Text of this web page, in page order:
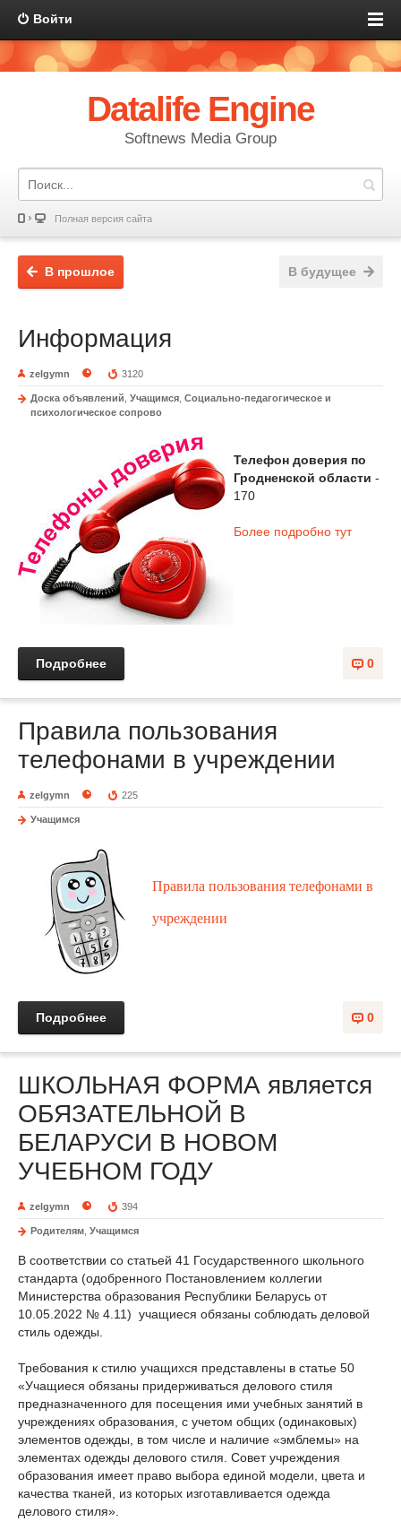
Войти
Datalife Engine
Softnews Media Group
Полная версия сайта
В будущее
В прошлое
Информация
zelgymn 3120
Доска объявлений Учащимся Социально-педагогическое и
психологическое сопрово
Телефон доверия по
Гродненской области -
170
Более подробно тут
0
Подробнее
Правила пользования
телефонами в учреждении
zelgymn 225
Учащимся
Правила пользования телефонами в
учреждении
0
Подробнее
ШКОЛЬНАЯ ФОРМА является
ОБЯЗАТЕЛЬНОЙ В
БЕЛАРУСИ В НОВОМ
УЧЕБНОМ ГОДУ
zelgymn 394
Родителям Учащимся
В соответствии со статьей 41 Государственного школьного
стандарта (одобренного Постановлением коллегии
Министерства образования Республики Беларусь от
10.05.2022 № 4.11) учащиеся обязаны соблюдать деловой
стиль одежды.
Требования к стилю учащихся представлены в статье 50
«Учащиеся обязаны придерживаться делового стиля
предназначенного для посещения ими учебных занятий в
учреждениях образования, с учетом общих (одинаковых)
элементов одежды, в том числе и наличие «эмблемы» на
элементах одежды делового стиля. Совет учреждения
образования имеет право выбора единой модели, цвета и
качества тканей, из которых изготавливается одежда
делового стиля».